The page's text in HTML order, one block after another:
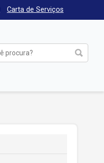
Carta de Serviços